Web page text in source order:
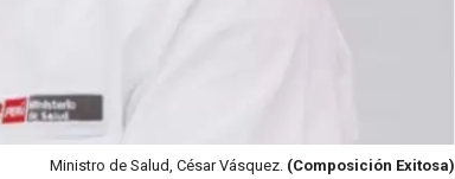
Ministro de Salud, César Vásquez. (Composición Exitosa)